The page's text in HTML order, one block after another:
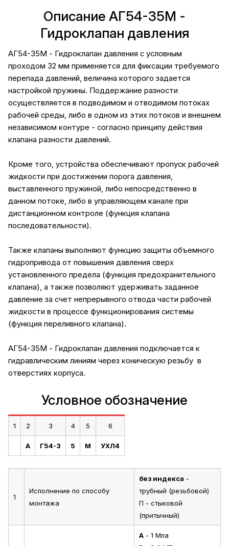
Описание АГ54-35М -
Гидроклапан давления
АГ54-35М - Гидроклапан давления с условным
проходом 32 мм применяется для фиксации требуемого
перепада давлений, величина которого задается
настройкой пружины. Поддержание разности
осуществляется в подводимом и отводимом потоках
рабочей среды, либо в одном из этих потоков и внешнем
независимом контуре - согласно принципу действия
клапана разности давлений.
Кроме того, устройства обеспечивают пропуск рабочей
жидкости при достижении порога давления,
выставленного пружиной, либо непосредственно в
данном потоке, либо в управляющем канале при
дистанционном контроле (функция клапана
последовательности).
Также клапаны выполняют функцию защиты объемного
гидропривода от повышения давления сверх
установленного предела (функция предохранительного
клапана), а также позволяют удерживать заданное
давление за счет непрерывного отвода части рабочей
жидкости в процессе функционирования системы
(функция переливного клапана).
АГ54-35М - Гидроклапан давления подключается к
гидравлическим линиям через коническую резьбу в
отверстиях корпуса.
Условное обозначение
1 2 3 4 5 6
А Г54-3 5 М УХЛ4
1
Исполнение по способу
монтажа
без индекса -
трубный (резьбовой)
П - стыковой
(притычный)
А - 1 Мпа